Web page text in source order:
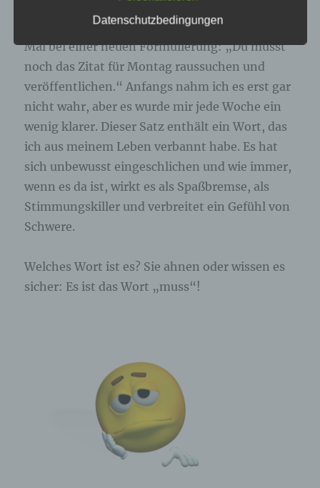
einigen Monaten ertappte ich mich zum ersten
Mal bei einer neuen Formulierung: „Du musst
noch das Zitat für Montag raussuchen und
veröffentlichen.“ Anfangs nahm ich es erst gar
nicht wahr, aber es wurde mir jede Woche ein
wenig klarer. Dieser Satz enthält ein Wort, das
ich aus meinem Leben verbannt habe. Es hat
sich unbewusst eingeschlichen und wie immer,
wenn es da ist, wirkt es als Spaßbremse, als
Stimmungskiller und verbreitet ein Gefühl von
Schwere.
Welches Wort ist es? Sie ahnen oder wissen es
sicher: Es ist das Wort „muss“!
SessionStorage. Dies dient dazu, unser Angebot
machen. Local Storage und SessionStorage ist
eine Technologie, mit welcher ihr Browser Daten
auf Ihrem Computer oder mobilen Gerät
abspeichert. Cookies sind Textdateien, welche
über einen Internetbrowser auf einem
Computersystem abgelegt und gespeichert
werden. Sie können die Verwendung von Cookies,
LocalStorage und SessionStorage durch
entsprechende Einstellung in Ihrem Browser
verhindern.
Cookies. Viele Cookies enthalten eine sogenannte
Cookie-ID. Eine Cookie-ID ist eine eindeutige
Server dem konkreten Internetbrowser zugeordnet
werden können, in dem das Cookie gespeichert
kann über die eindeutige Cookie-ID wiedererkannt
und identifiziert werden.
Durch den Einsatz von Cookies kann den Nutzern
dieser Internetseite nutzerfreundlichere Services
bereitstellen, die ohne die Cookie-Setzung nicht
Datenschutzbedingungen